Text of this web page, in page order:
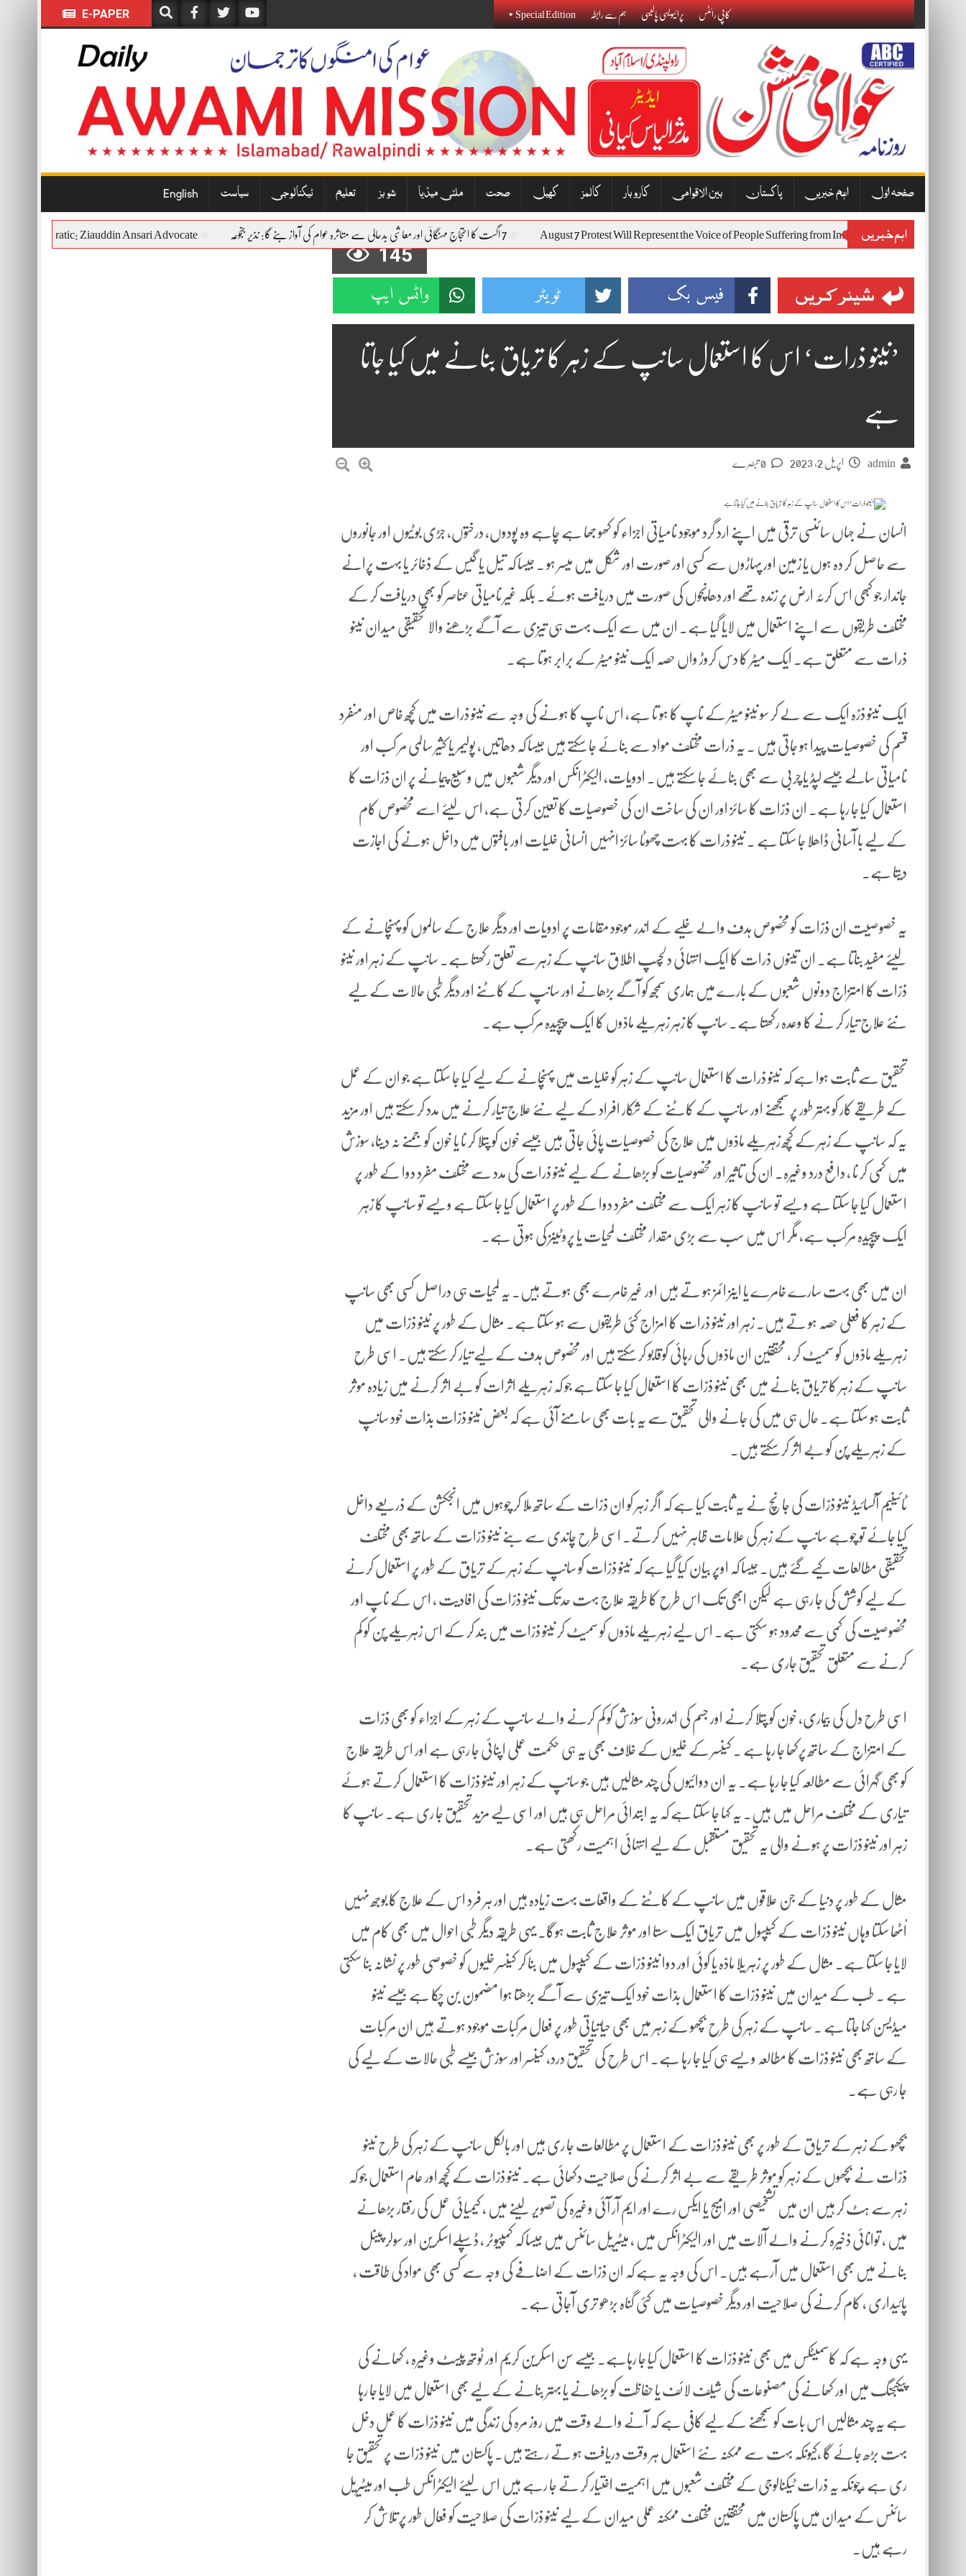
E-PAPER کاپی رائٹس پرائیویسی پالیسی ہم سے رابطہ Special Edition
صفحہ اوّل اہم خبریں پاکستان بین الاقوامی کاروبار کالمز کھیل صحت ملٹی میڈیا شوبز تعلیم ٹیکنالوجی سیاست English
اہم خبریں
August 7 Protest Will Represent the Voice of People Suffering from Inflation and
and Democratic: Ziauddin Ansari Advocate
145
شیئر کریں فیس بک ٹویٹر واٹس ایپ
’نینو ذرات‘ اس کا استعمال سانپ کے زہر کا تریاق بنانے میں کیا جاتا
ہے
admin اپریل 2, 2023
انسان نے جہاں سائنسی ترقی میں اپنے ارد گرد موجود نامیاتی اجزاء کو کھو جھا ہے چاہے وہ پودوں، درختوں، جڑی بوٹیوں اور جانوروں
سے حاصل کر دہ ہوں یا زمین اور پہاڑوں سے کسی اور صورت اور شکل میں میسر ہو ۔ جیسا کہ تیل یا گیس کے ذخائر یا بہت پرانے
جاندار جو کبھی اس کرئہ ارض پر زندہ تھے اور دھانچوں کی صورت میں دریافت ہوئے۔ بلکہ غیر نامیاتی عناصر کو بھی دریافت کر کے
مختلف طریقوں سے اپنے استعمال میں لایا گیا ہے۔ ان میں سے ایک بہت ہی تیزی سے آگے بڑھنے والا تحقیقی میدان نینو
ذرات سے متعلق ہے۔ ایک میٹر کا دس کروڑ واں حصہ ایک نینو میٹر کے برابر ہوتا ہے۔
ایک نینو ذرّہ ایک سے لے کر سو نینو میٹر کے ناپ کا ہو تا ہے، اس ناپ کا ہونے کی وجہ سے نینو ذرات میں کچھ خاص اور منفرد
قسم کی خصوصیات پیدا ہو جاتی ہیں ۔ یہ ذرات مختلف مواد سے بنائے جا سکتے ہیں جیسا کہ دھاتیں، پولیمر یا کثیر سالمی مر کب اور
نامیاتی سالمے جیسےلپڈ یا چربی سے بھی بنائے جا سکتے ہیں۔ ادویات، الیکٹرانکس اور دیگر شعبوں میں وسیع پیمانے پر ان ذرّات کا
استعمال کیا جا رہا ہے۔ ان ذرّات کا سائز اور ان کی ساخت ان کی خصوصیات کا تعین کرتی ہے، اس لیئے اسے مخصوص کام
کے لیے با آسانی ڈاھلا جا سکتا ہے ۔ نینو ذرات کا بہت چھوٹا سائز انہیں انسانی خلیات اور بافتوں میں داخل ہونے کی اجازت
دیتا ہے۔
یہ خصوصیت ان ذرّات کو مخصوص ہدف والے خلیے کے اندر موجود مقامات پر ادویات اور دیگر علاج کے سالموں کو پہنچانے کے
لیئے مفید بناتا ہے۔ ان تینوں ذرات کا ایک انتہائی دلچسپ اطلاق سانپ کے زہر سے تعلق رکھتا ہے۔ سانپ کے زہر اور نینو
ذرّات کا امتزاج دونوں شعبوں کے بارے میں ہماری سمجھ کو آگے بڑھانے اور سانپ کے کاٹنے اور دیگر طبی حالات کے لیے
نئے علاج تیار کر نے کا وعدہ رکھتا ہے۔ سانپ کا زہر زہریلے مادّوں کا ایک پیچیدہ مرکب ہے۔
تحقیق سے ثابت ہوا ہے کہ نینو ذرات کا استعمال سانپ کے زہر کو خلیات میں پہنچانے کے لیے کیا جا سکتا ہے جو ان کے عمل
کے طریقے کار کو بہتر طور پر سمجھنے اور سانپ کے کاٹنے کے شکار افراد کے لیے نئے علاج تیار کرنے میں مدد کر سکتے ہیں اور مزید
یہ کہ سانپ کے زہر کے کچھ زہریلے مادّوں میں علاج کی خصوصیات پائی جاتی ہیں جیسے خون کو پتلا کر نا یا خون کو جمنے نہ دینا، سوزش
میں کمی کر نا ، دافع درد وغیرہ۔ ان کی تاثیر اور مخصوصیات کو بڑھانے کے لیے نینو ذرات کی مدد سے مختلف مفرد دوا کے طور پر
استعمال کیا جا سکتا ہے ویسے تو سانپ کا زہر ایک سے مختلف مفرد دوا کے طور پر استعمال کیا جا سکتا ہے ویسے تو سانپ کا زہر
ایک پیچیدہ مرکب ہے، مگر اس میں سب سے بڑی مقدار مختلف لمحیات یا پروٹینز کی ہوتی ہے۔
ان میں بھی بہت سارے خامرے یا اینز ائمز ہو تے ہیں اور غیر خامرے بھی ہوتے ہیں۔ یہ لمحیات ہی دراصل کسی بھی سانپ
کے زہر کا فعلی حصہ ہو تے ہیں۔ زہر اور نینو ذرات کا امزاج کئی طریقوں سے ہو سکتا ہے۔ مثال کے طور پر نینو ذرّات میں
زہریلے مادّوں کو سمیٹ کر ، محققین ان مادّوں کی رہائی کوقابو کر سکتے ہیں اور مخصوص ہدف کے لیے تیار کر سکتے ہیں۔ اسی طرح
سانپ کے زہر کا تریاق بنانے میں بھی نینو ذرّات کا استعمال کیا جا سکتا ہے جو کہ زہریلے اثرات کو بے اثر کرنے میں زیادہ موثر
ثابت ہو سکتا ہے۔ حال ہی میں کی جانے والی تحقیق سے یہ بات بھی سامنے آئی ہے کہ بعض نینو ذرّات بذات خود سانپ
کے زہریلے پن کو بے اثر کر سکتے ہیں۔
ٹائینیم آکسائیڈ نینو ذرّات کی جانچ نے یہ ثابت کیا ہے کہ اگر زہر کو ان ذرّات کے ساتھ ملا کر چوہوں میں انجکشن کے ذریعے داخل
کیا جائے تو چوہے سانپ کے زہر کی علامات ظاہر نہیں کرتے۔ اسی طرح چاندی سے بنے نینو ذرّات کے ساتھ بھی مختلف
تحقیقی مطالعات کیے گئے ہیں۔ جیسا کہ اوپر بیان کیا گیا ہے کہ نینو ذرّات کو سانپ کے زہر کے تریاق کے طور پر استعمال کرنے
کے لیے کوشش کی جا رہی ہے لیکن ابھی تک اس طرح کا طریقہ علاج بہت حد تک نینو ذرّات کی افادیت ، اس کے ناپ اور
مخصوصیت کی کمی سے محدود ہو سکتی ہے۔ اس لیے زہریلے مادّوں کو سمیٹ کر نینو ذرّات میں بند کر کے اس زہریلے پن کو کم
کرنے سے متعلق تحقیق جاری ہے۔
اسی طرح دل کی بیماری، خون کو پتلا کرنے اور جسم کی اندرونی سوزش کو کم کرنے والے سانپ کے زہر کے اجزاء کو بھی ذرّات
کے امتزاج کے ساتھ پرکھا جا رہا ہے ۔ کینسر کے خلیوں کے خلاف بھی یہ ہی حکمت عملی اپنائی جا رہی ہے اور اس طریقہ علاج
کو بھی گہرائی سے مطالعہ کیا جا رہا ہے۔ یہ ان دوائیوں کی چند مثالیں ہیں جو سانپ کے زہر اور نینو ذرّات کا استعمال کرتے ہوئے
تیاری کے مختلف مراحل میں ہیں۔ یہ کہا جا سکتا ہے کہ یہ ابتدائی مراحل ہی ہیں اور اسی لیے مزید تحقیق جا ری ہے۔ سانپ کا
زہر اور نینو ذرّات پر ہونے والی یہ تحقیق مستقبل کے لیے انتہائی اہمیت رکھتی ہے۔
مثال کے طور پر دنیا کے جن علاقوں میں سانپ کے کاٹنے کے واقعات بہت زیادہ ہیں اور ہر فرد اس کے علاج کا بوجھ نہیں
اُٹھا سکتا وہاں نینو ذرّات کے کیپسول میں تریاق ایک سستا اور موثر علاج ثابت ہوگا۔ یہی طریقہ دیگر طبی احوال میں بھی کام میں
لایا جا سکتا ہے۔ مثال کے طور پر زہر یلا مادّہ یا کوئی اور دوا نینو ذرّات کے کیپسول میں بنا کر کینسر خلیوں کو خصوصی طور پر نشانہ بنا سکتی
ہے ۔ طب کے میدان میں نینو ذرّات کا استعمال بذات خود ایک تیزی سے آگے بڑھتا ہوا مضمون بن چکا ہے جیسے نینو
میڈیسن کہا جاتا ہے ۔ سانپ کے زہر کی طرح بچھو کے زہر میں بھی حیاتیاتی طور پر فعال مرکبات موجود ہوتے ہیں ان مرکبات
کے ساتھ بھی نینو ذرّات کا مطالعہ ویسے ہی کیا جا رہا ہے۔ اس طرح کی تحقیق درد، کینسر اور سوزش جیسے طبی حالات کے لیے کی
جا رہی ہے۔
بچھو کے زہر کے تریاق کے طور پر بھی نینو ذرّات کے استعمال پر مطالعات جا ری ہیں اور بالکل سانپ کے زہر کی طرح نینو
ذرّات نے بچھوں کے زہر کو موثر طریقے سے بے اثر کرنے کی صلاحیت دکھائی ہے۔ نینو ذرّات کے کچھ اور عام استعمال جو کہ
زہر سے ہٹ کر ہیں ان میں تشخیصی اور امیج یا ایکس رے اور ایم آر آئی وغیرہ کی تصویر لینے میں ، کیمیائی عمل کی رفتار بڑھانے
میں ، توانائی ذخیرہ کرنے والے آلات میں اور الیکٹرانکس میں ، میٹیریل سائنس میں جیسا کہ کمپیوٹر ، ڈسپلےاسکرین اور سولر پینل
بنانے میں بھی استعمال میں آرہے ہیں۔ اس کی وجہ یہ ہے کہ ان ذرّات کے اضافے کی وجہ سے کسی بھی مواد کی طاقت ،
پائیداری ، کام کرنے کی صلاحیت اور دیگر خصوصیات میں کئی گناہ بڑھو تری آجاتی ہے۔
یہی وجہ ہے کہ کاسمیٹکس میں بھی نینو ذرّات کا استعمال کیا جا رہاہے۔ جیسے سن اسکرین کریم اور ٹوتھ پیسٹ وغیرہ ، کھانے کی
پیکیجنگ میں اور کھانے کی مصنوعات کی شیلف لائف یا حفاظت کو بڑھانے یا بہتر بنانے کے لیے بھی استعمال میں لایا جا رہا
ہے یہ چند مثالیں اس بات کو سمجھنے کے لیے کافی ہے کہ آنے والے وقت میں روز مرہ کی زندگی میں نینو ذرّات کا عمل دخل
بہت بڑھ جائے گا ،کیونکہ بہت سے ممکنہ نئے استعمال ہر وقت دریافت ہو تے رہتے ہیں۔ پاکستان میں نینو ذرّات پر تحقیق جا
ری ہے ،چونکہ یہ ذرات ٹیکنالوجی کے مختلف شعبوں میں اہمیت اختیار کر تے جا رہے ہیں اس لیئے الیکٹرانکس طب اور میٹیریل
سائنس کے میدان میں پاکستان میں محققین مختلف ممکنہ عملی میدان کے لیے نینو ذرّات کی صلاحیت کو فعال طور پر تلاش کر
رہے ہیں۔